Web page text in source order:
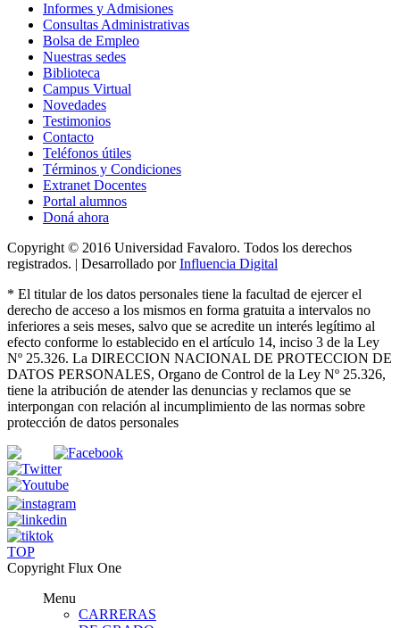
Informes y Admisiones
Consultas Administrativas
Bolsa de Empleo
Nuestras sedes
Biblioteca
Campus Virtual
Novedades
Testimonios
Contacto
Teléfonos útiles
Términos y Condiciones
Extranet Docentes
Portal alumnos
Doná ahora
Copyright © 2016 Universidad Favaloro. Todos los derechos
registrados. | Desarrollado porInfluencia Digital
* El titular de los datos personales tiene la facultad de ejercer el
derecho de acceso a los mismos en forma gratuita a intervalos no
inferiores a seis meses, salvo que se acredite un interés legítimo al
efecto conforme lo establecido en el artículo 14, inciso 3 de la Ley
Nº 25.326. La DIRECCION NACIONAL DE PROTECCION DE
DATOS PERSONALES, Organo de Control de la Ley Nº 25.326,
tiene la atribución de atender las denuncias y reclamos que se
interpongan con relación al incumplimiento de las normas sobre
protección de datos personales
TOP
Copyright Flux One
Menu
CARRERAS